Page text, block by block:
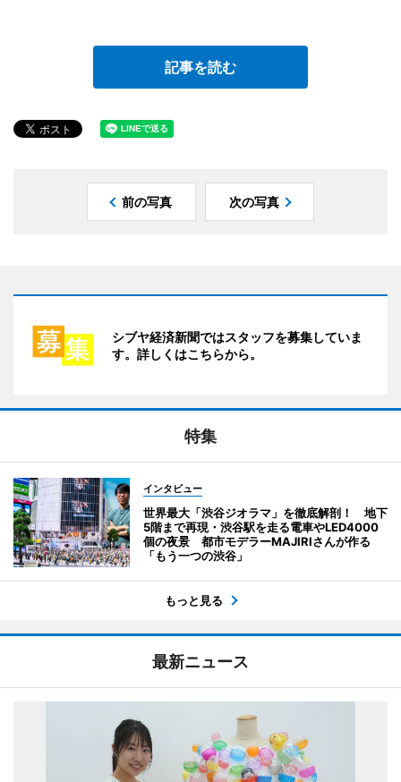
記事を読む
前の写真 次の写真
シブヤ経済新聞ではスタッフを募集していま
す。詳しくはこちらから。
特集
インタビュー
世界最大「渋谷ジオラマ」を徹底解剖！ 地下
5階まで再現・渋谷駅を走る電車やLED4000
個の夜景 都市モデラーMAJIRIさんが作る
「もう一つの渋谷」
もっと見る
最新ニュース